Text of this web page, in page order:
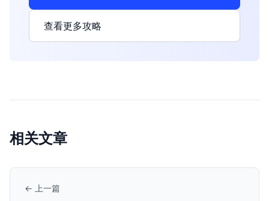
查看更多攻略
相关文章
← 上一篇